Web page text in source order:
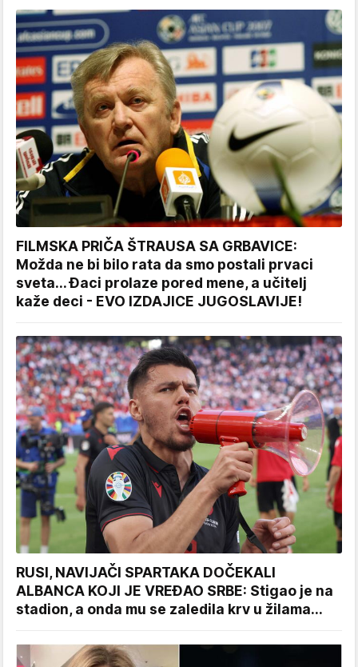
FILMSKA PRIČA ŠTRAUSA SA GRBAVICE:
Možda ne bi bilo rata da smo postali prvaci
sveta... Đaci prolaze pored mene, a učitelj
kaže deci - EVO IZDAJICE JUGOSLAVIJE!
RUSI, NAVIJAČI SPARTAKA DOČEKALI
ALBANCA KOJI JE VREĐAO SRBE: Stigao je na
stadion, a onda mu se zaledila krv u žilama...